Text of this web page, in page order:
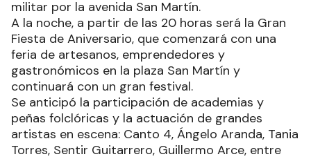
militar por la avenida San Martín.
A la noche, a partir de las 20 horas será la Gran
Fiesta de Aniversario, que comenzará con una
feria de artesanos, emprendedores y
gastronómicos en la plaza San Martín y
continuará con un gran festival.
Se anticipó la participación de academias y
peñas folclóricas y la actuación de grandes
artistas en escena: Canto 4, Ángelo Aranda, Tania
Torres, Sentir Guitarrero, Guillermo Arce, entre